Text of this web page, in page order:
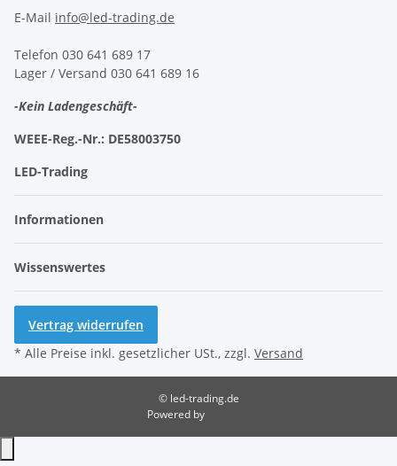
E-Mail info@led-trading.de
Telefon 030 641 689 17
Lager / Versand 030 641 689 16
-Kein Ladengeschäft-
WEEE-Reg.-Nr.: DE58003750
LED-Trading
Informationen
Wissenswertes
Vertrag widerrufen
* Alle Preise inkl. gesetzlicher USt., zzgl. Versand
© led-trading.de
Powered by